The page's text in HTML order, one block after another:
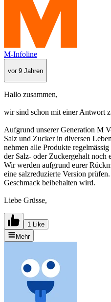
M-Infoline
vor 9 Jahren
Hallo zusammen,
wir sind schon mit einer Antwort
Aufgrund unserer Generation M
Salz und Zucker in diversen
nehmen alle Produkte
der Salz- oder Zuckergehalt noch
Wir werden aufgrund eurer
eine salzreduzierte Version
Geschmack beibehalten wird.
Liebe Grüsse,
1 Like
Mehr